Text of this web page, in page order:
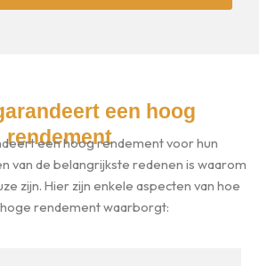
een hoog
rendement
een hoog rendement voor hun
van de belangrijkste redenen is waarom
zijn. Hier zijn enkele aspecten van hoe
rendement waarborgt: